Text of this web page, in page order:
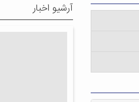
آرشیو اخبار